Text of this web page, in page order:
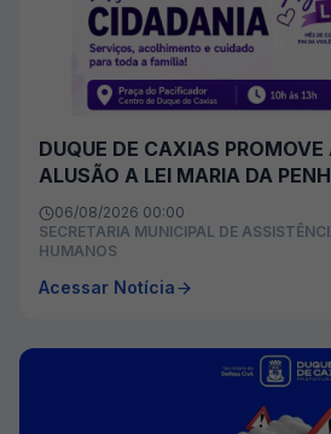
DUQUE DE CAXIAS PROMOVE
ALUSÃO A LEI MARIA DA
06/08/2026 00:00
SECRETARIA MUNICIPAL DE
HUMANOS
Acessar Notícia